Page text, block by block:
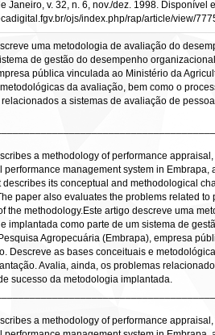
Janeiro, v. 32, n. 6, nov./dez. 1998. Disponível
ojs/index.php/rap/article/view/
uma metodologia de avaliação do
de gestão do desempenho
pública vinculada ao Ministério da
da avaliação, bem como o
a sistemas de avaliação de
a methodology of performance
performance management system in
describes its conceptual and methodological
paper also evaluates the problems related
the methodology.Este artigo descreve uma
implantada como parte de um sistema de
Agropecuária (Embrapa), empresa
Descreve as bases conceituais e
Avalia, ainda, os problemas
sucesso da metodologia implantada.
a methodology of performance